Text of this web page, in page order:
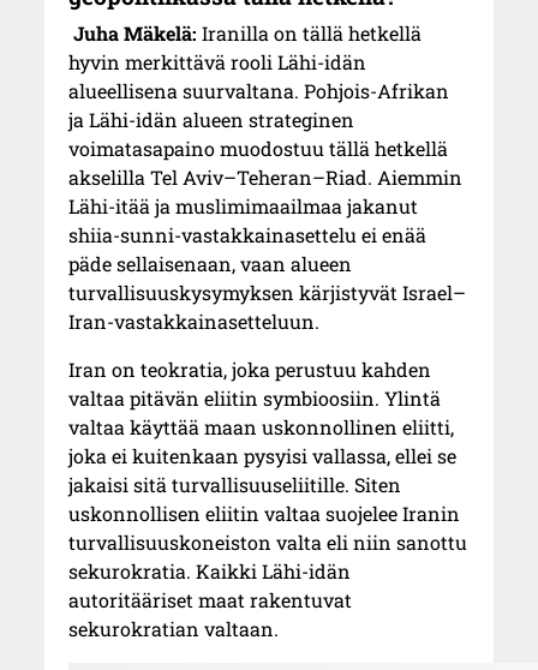
Juha Mäkelä: Iranilla on tällä hetkellä
hyvin merkittävä rooli Lähi-idän
alueellisena suurvaltana. Pohjois-Afrikan
ja Lähi-idän alueen strateginen
voimatasapaino muodostuu tällä hetkellä
akselilla Tel Aviv–Teheran–Riad. Aiemmin
Lähi-itää ja muslimimaailmaa jakanut
shiia-sunni-vastakkainasettelu ei enää
päde sellaisenaan, vaan alueen
turvallisuuskysymyksen kärjistyvät Israel–
Iran-vastakkainasetteluun.
Iran on teokratia, joka perustuu kahden
valtaa pitävän eliitin symbioosiin. Ylintä
valtaa käyttää maan uskonnollinen eliitti,
joka ei kuitenkaan pysyisi vallassa, ellei se
jakaisi sitä turvallisuuseliitille. Siten
uskonnollisen eliitin valtaa suojelee Iranin
turvallisuuskoneiston valta eli niin sanottu
sekurokratia. Kaikki Lähi-idän
autoritääriset maat rakentuvat
sekurokratian valtaan.